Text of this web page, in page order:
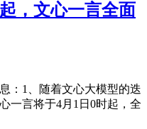
，文心一言全面
：1、随着文心大模型的迭
一言将于4月1日0时起，全